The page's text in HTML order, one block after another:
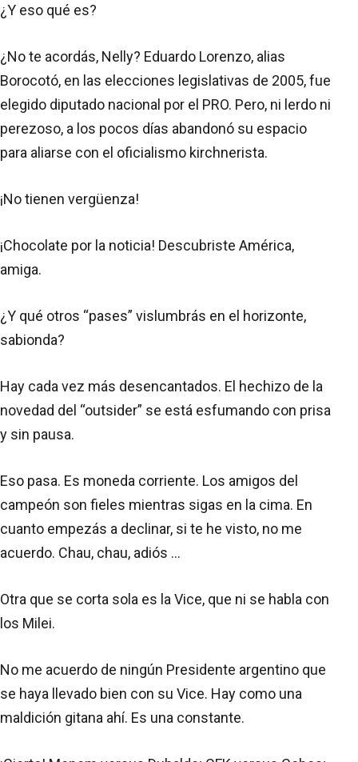
¿Y eso qué es?
¿No te acordás, Nelly? Eduardo Lorenzo, alias
Borocotó, en las elecciones legislativas de 2005, fue
elegido diputado nacional por el PRO. Pero, ni lerdo ni
perezoso, a los pocos días abandonó su espacio
para aliarse con el oficialismo kirchnerista.
¡No tienen vergüenza!
¡Chocolate por la noticia! Descubriste América,
amiga.
¿Y qué otros “pases” vislumbrás en el horizonte,
sabionda?
Hay cada vez más desencantados. El hechizo de la
novedad del “outsider” se está esfumando con prisa
y sin pausa.
Eso pasa. Es moneda corriente. Los amigos del
campeón son fieles mientras sigas en la cima. En
cuanto empezás a declinar, si te he visto, no me
acuerdo. Chau, chau, adiós …
Otra que se corta sola es la Vice, que ni se habla con
los Milei.
No me acuerdo de ningún Presidente argentino que
se haya llevado bien con su Vice. Hay como una
maldición gitana ahí. Es una constante.